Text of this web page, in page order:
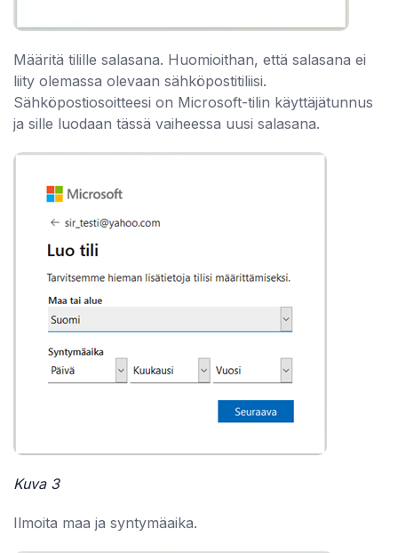
Määritä tilille salasana. Huomioithan, että salasana ei
liity olemassa olevaan sähköpostitiliisi.
Sähköpostiosoitteesi on Microsoft-tilin käyttäjätunnus
ja sille luodaan tässä vaiheessa uusi salasana.
Kuva 3
Ilmoita maa ja syntymäaika.